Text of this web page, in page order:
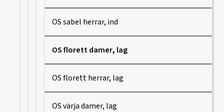
OS sabel herrar, ind
OS florett damer, lag
OS florett herrar, lag
OS värja damer, lag